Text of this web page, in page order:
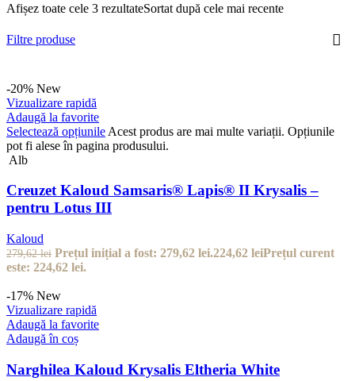
Afișez toate cele 3 rezultateSortat după cele mai recente
Filtre produse
-20% New
Vizualizare rapidă
Adaugă la favorite
Selectează opțiunile Acest produs are mai multe variații. Opțiunile
pot fi alese în pagina produsului.
Alb
Creuzet Kaloud Samsaris® Lapis® II Krysalis –
pentru Lotus III
Kaloud
279,62lei Prețul inițial a fost: 279,62 lei.224,62 leiPrețul curent
este: 224,62 lei.
-17% New
Vizualizare rapidă
Adaugă la favorite
Adaugă în coș
Narghilea Kaloud Krysalis Eltheria White